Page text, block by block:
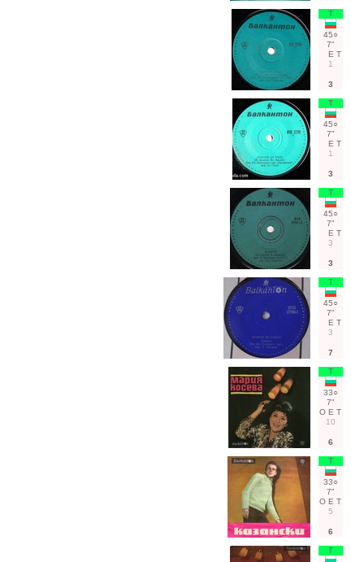
Т
45○
7"
Е Т
1
3
Т
45○
7"
Е Т
1
3
Т
45○
7"
Е Т
3
3
Т
45○
7"
Е Т
3
7
Т
33○
7"
О Е Т
10
6
Т
33○
7"
О Е Т
5
6
Т